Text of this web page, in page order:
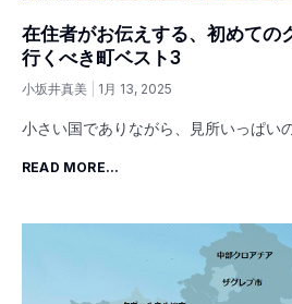
在住者がお伝えする、初めての
行くべき町ベスト3
小坂井真美 1月 13, 2025
小さい国でありながら、見所いっぱい
READ MORE...